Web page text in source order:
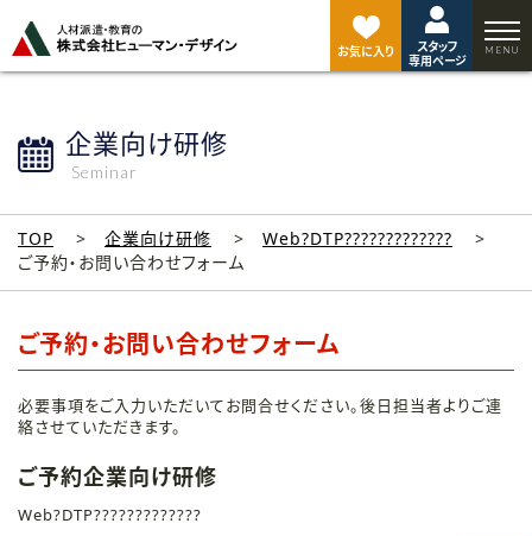
お気に入り
スタッフ
専用ページ
企業向け研修
Seminar
TOP 企業向け研修
Web?DTP?????????????
ご予約・お問い合わせフォーム
ご予約・お問い合わせフォーム
必要事項をご入力いただいてお問合せください。後日担当者よりご連
絡させていただきます。
ご予約企業向け研修
Web?DTP?????????????
ジ
ト